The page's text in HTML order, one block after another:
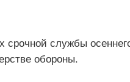
срочной службы
обороны.